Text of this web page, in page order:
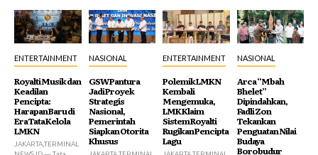
ENTERTAINMENT
Royalti Musik dan
Keadilan
Pencipta:
Harapan Baru di
Era Tata Kelola
LMKN
JAKARTA,TERMINAL
NASIONAL
GSW Pantura
Jadi Proyek
Strategis
Nasional,
Pemerintah
Siapkan Otorita
Khusus
ENTERTAINMENT
Polemik LMKN
Kembali
Mengemuka,
LMK Klaim
Sistem Royalti
Rugikan Pencipta
Lagu
NASIONAL
Arca “Mbah
Bhelet”
Dipindahkan,
Fadli Zon
Tekankan
Penguatan Nilai
Budaya
Borobudur